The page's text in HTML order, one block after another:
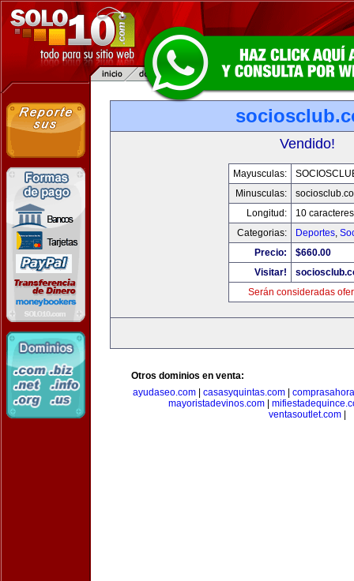
Vendido!
Mayusculas:
Minusculas:
Longitud:
10 caracteres
Categorias:
Deportes,
Precio:
$660.00
Visitar!
Serán consideradas
Otros dominios en venta:
ayudaseo.com
casasyquintas.com
mayoristadevinos.com
ventasoutlet.com